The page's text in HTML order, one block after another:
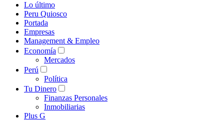
Lo último
Peru Quiosco
Portada
Empresas
Management & Empleo
Economía
Mercados
Perú
Política
Tu Dinero
Finanzas Personales
Inmobiliarias
Plus G